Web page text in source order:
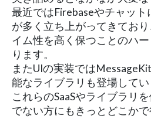
最近ではFirebaseやチャット
が多く立ち上がってきてお
イム性を高く保つことのハ
ります。
またUIの実装では
能なライブラリも登場してい
これらのSaaSやライブラリ
でない方にもきっとどこかで